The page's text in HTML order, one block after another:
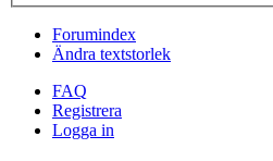
Forumindex
Ändra textstorlek
FAQ
Registrera
Logga in